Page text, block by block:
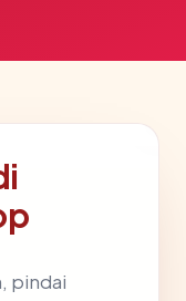
pindai